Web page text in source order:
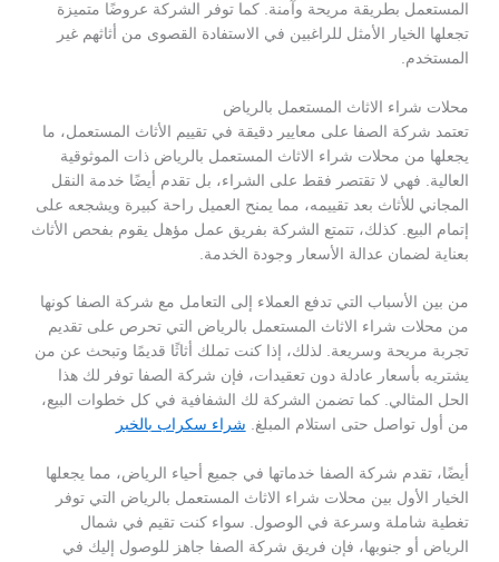
المستعمل بطريقة مريحة وآمنة. كما توفر الشركة عروضًا متميزة
تجعلها الخيار الأمثل للراغبين في الاستفادة القصوى من أثاثهم غير
المستخدم.
محلات شراء الاثاث المستعمل بالرياض
تعتمد شركة الصفا على معايير دقيقة في تقييم الأثاث المستعمل، ما
يجعلها من محلات شراء الاثاث المستعمل بالرياض ذات الموثوقية
العالية. فهي لا تقتصر فقط على الشراء، بل تقدم أيضًا خدمة النقل
المجاني للأثاث بعد تقييمه، مما يمنح العميل راحة كبيرة ويشجعه على
إتمام البيع. كذلك، تتمتع الشركة بفريق عمل مؤهل يقوم بفحص الأثاث
بعناية لضمان عدالة الأسعار وجودة الخدمة.
من بين الأسباب التي تدفع العملاء إلى التعامل مع شركة الصفا كونها
من محلات شراء الاثاث المستعمل بالرياض التي تحرص على تقديم
تجربة مريحة وسريعة. لذلك، إذا كنت تملك أثاثًا قديمًا وتبحث عن من
يشتريه بأسعار عادلة دون تعقيدات، فإن شركة الصفا توفر لك هذا
الحل المثالي. كما تضمن الشركة لك الشفافية في كل خطوات البيع،
من أول تواصل حتى استلام المبلغ. شراء سكراب بالخبر
أيضًا، تقدم شركة الصفا خدماتها في جميع أحياء الرياض، مما يجعلها
الخيار الأول بين محلات شراء الاثاث المستعمل بالرياض التي توفر
تغطية شاملة وسرعة في الوصول. سواء كنت تقيم في شمال
الرياض أو جنوبها، فإن فريق شركة الصفا جاهز للوصول إليك في